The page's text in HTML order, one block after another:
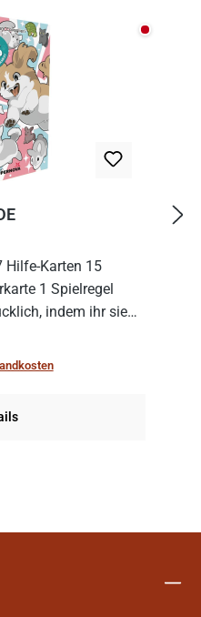
Nicht
1 Spielregel
indem ihr sie
Bei Super Kawaii